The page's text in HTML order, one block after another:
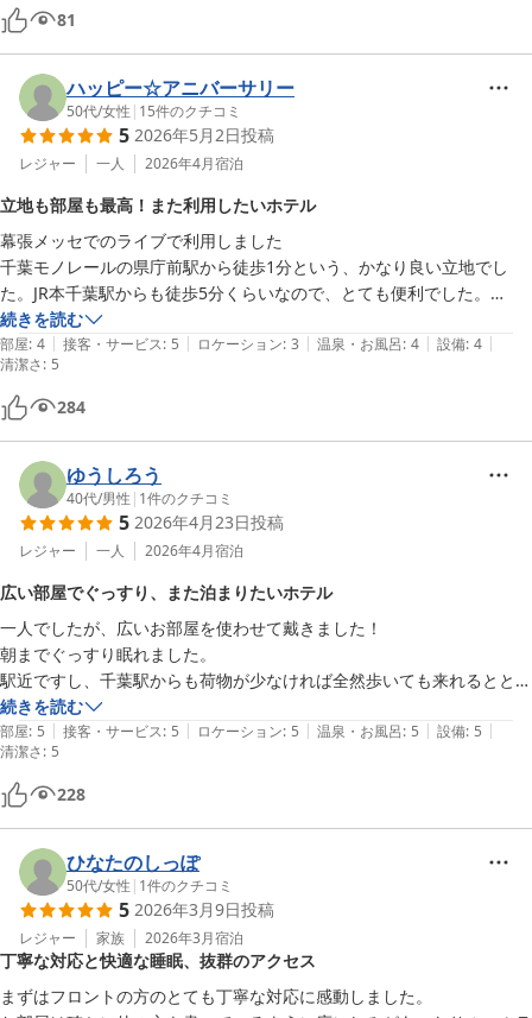
81
ハッピー☆アニバーサリー
50代/女性 | 15件のクチコミ
5 2026年5月2日投稿
レジャー 一人 2026年4月宿泊
立地も部屋も最高！また利用したいホテル
幕張メッセでのライブで利用しました
千葉モノレールの県庁前駅から徒歩1分という、かなり良い立地でし
た。JR本千葉駅からも徒歩5分くらいなので、とても便利でした。
お部屋もとてもキレイにお掃除されてて、とても良かったです。
2泊だったのですが、お部屋の掃除は入口ドアに起こさないでください
という札を掛けてたら、タオル、浴衣、スリッパなどドアにかけてくれ
てたので、助かりました。
歯ブラシなどのアメニティはフロント横においてあるコーナーから必要
なものを持って上がる形態でした。
フロント24時間対応なのですが、23時になると、本千葉駅側の入口は
閉まるので反対側の入口から入ってください。
今回、靴擦れで絆創膏が欲しくて、デイリーヤマザキが本千葉駅近くに
あるのですが、足が痛い私には歩くのが辛かったので、ダメ元でフロン
トに内線電話したら、快くいただけて、それも無料でいただけて本当に
有難かったです。ありがとうございました。助かりました。
千葉駅、蘇我駅(幕張メッセ最寄り駅海浜幕張駅に向かうのに使う駅)な
どに行くのに便利でした。
また、利用したいと思えるホテルでした
続きを読む
部屋: 4 | 接客・サービス: 5 | ロケーション: 3 | 温泉・お風呂: 4 | 設備: 4 |
清潔さ: 5
284
ゆうしろう
40代/男性 | 1件のクチコミ
5 2026年4月23日投稿
レジャー 一人 2026年4月宿泊
広い部屋でぐっすり、また泊まりたいホテル
一人でしたが、広いお部屋を使わせて戴きました！
朝までぐっすり眠れました。
駅近ですし、千葉駅からも荷物が少なければ全然歩いても来れるととも
思いました。
また千葉に来たら、宿泊したいです。
ありがとうございました。
続きを読む
部屋: 5 | 接客・サービス: 5 | ロケーション: 5 | 温泉・お風呂: 5 | 設備: 5 |
清潔さ: 5
228
ひなたのしっぽ
50代/女性 | 1件のクチコミ
5 2026年3月9日投稿
レジャー 家族 2026年3月宿泊
丁寧な対応と快適な睡眠、抜群のアクセス
まずはフロントの方のとても丁寧な対応に感動しました。